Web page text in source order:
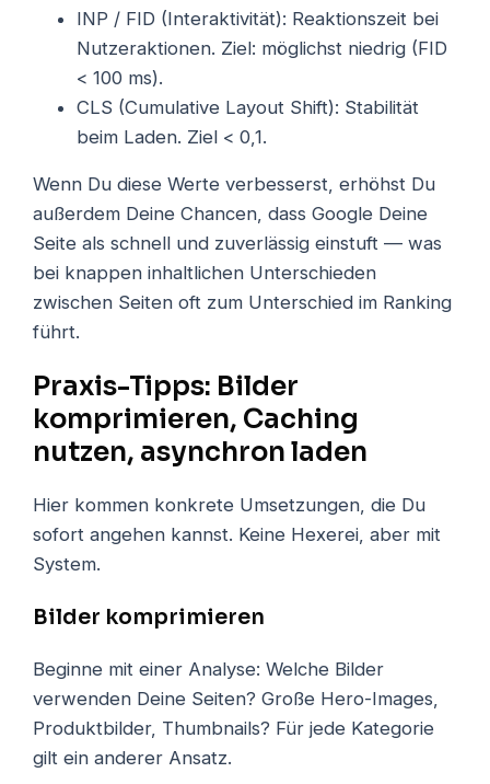
INP / FID (Interaktivität): Reaktionszeit bei
Nutzeraktionen. Ziel: möglichst niedrig (FID
< 100 ms).
CLS (Cumulative Layout Shift): Stabilität
beim Laden. Ziel < 0,1.
Wenn Du diese Werte verbesserst, erhöhst Du
außerdem Deine Chancen, dass Google Deine
Seite als schnell und zuverlässig einstuft — was
bei knappen inhaltlichen Unterschieden
zwischen Seiten oft zum Unterschied im Ranking
führt.
Praxis-Tipps: Bilder
komprimieren, Caching
nutzen, asynchron laden
Hier kommen konkrete Umsetzungen, die Du
sofort angehen kannst. Keine Hexerei, aber mit
System.
Bilder komprimieren
Beginne mit einer Analyse: Welche Bilder
verwenden Deine Seiten? Große Hero-Images,
Produktbilder, Thumbnails? Für jede Kategorie
gilt ein anderer Ansatz.